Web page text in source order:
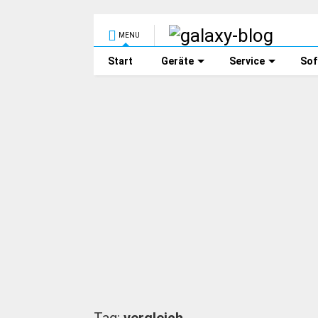
MENU
Start Geräte Service